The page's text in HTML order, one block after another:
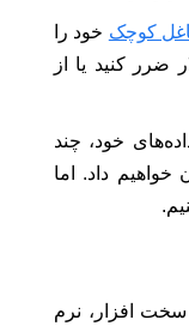
کوچک خود را
ضرر کنید یا از
خود، چند
داد. اما
افزار، نرم